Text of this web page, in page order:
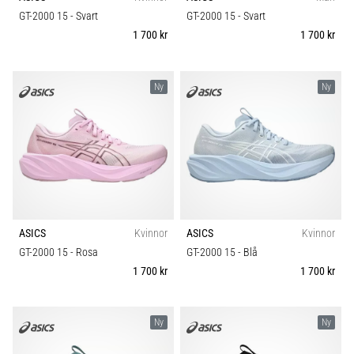
Hur
var
det…
6. 8. 2026
Löparknä:
Orsaker,
åtgärder
Hållbarhet
Komfort och dämpning
Skobredd
Carbon
GT-2000 15- Svart
1 700 kr
GT-2000 15- Svart
1 700 kr
Ny
ASICS
Kvinnor
GT-2000 15- Rosa
1 700 kr
Ny
ASICS
Kvinnor
GT-2000 15- Blå
1 700 kr
Ny Ny